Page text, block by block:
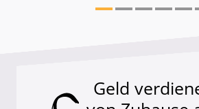
Geld